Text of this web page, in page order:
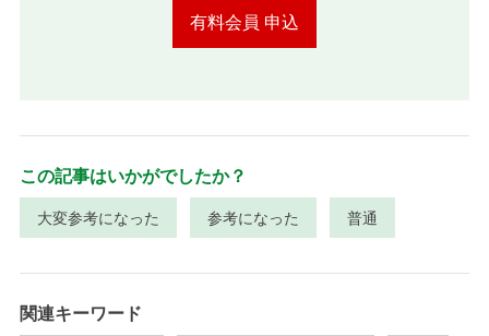
有料会員 申込
この記事はいかがでしたか？
大変参考になった 参考になった 普通
関連キーワード